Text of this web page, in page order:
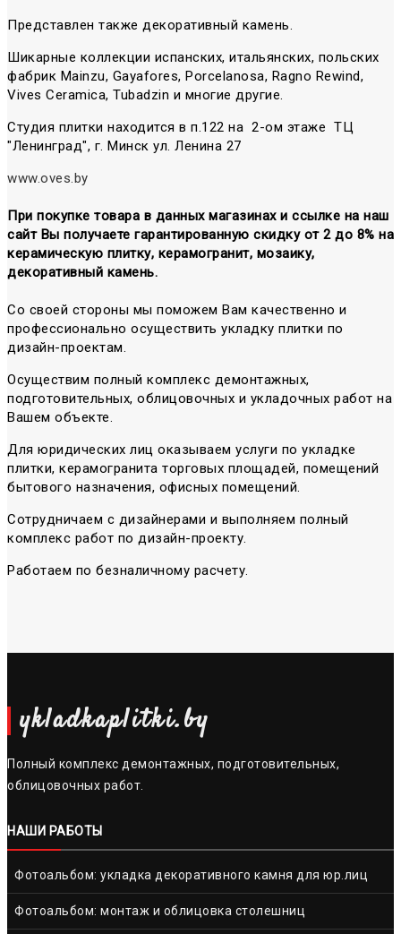
Представлен также декоративный камень.
Шикарные коллекции испанских, итальянских, польских
фабрик Mainzu, Gayafores, Porcelanosa, Ragno Rewind,
Vives Ceramica, Tubadzin и многие другие.
Студия плитки находится в п.122 на 2-ом этаже ТЦ
"Ленинград", г. Минск ул. Ленина 27
www.oves.by
При покупке товара в данных магазинах и ссылке на наш
сайт Вы получаете гарантированную скидку от 2 до 8% на
керамическую плитку, керамогранит, мозаику,
декоративный камень.
Со своей стороны мы поможем Вам качественно и
профессионально осуществить укладку плитки по
дизайн-проектам.
Осуществим полный комплекс демонтажных,
подготовительных, облицовочных и укладочных работ на
Вашем объекте.
Для юридических лиц оказываем услуги по укладке
плитки, керамогранита торговых площадей, помещений
бытового назначения, офисных помещений.
Сотрудничаем с дизайнерами и выполняем полный
комплекс работ по дизайн-проекту.
Работаем по безналичному расчету.
ykladkaplitki.by
Полный комплекс демонтажных, подготовительных,
облицовочных работ.
НАШИ РАБОТЫ
Фотоальбом: укладка декоративного камня для юр.лиц
Фотоальбом: монтаж и облицовка столешниц